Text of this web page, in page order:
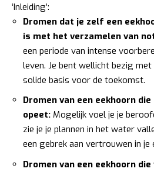
‘Inleiding’:
Dromen dat je zelf een
is met het verzamelen van
een periode van intense
leven. Je bent wellicht bezig
solide basis voor de toekomst.
Dromen van een eekhoorn
opeet: Mogelijk voel je je
zie je je plannen in het water
een gebrek aan vertrouwen in je
Dromen van een eekhoorn